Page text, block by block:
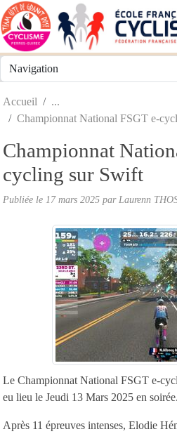
Accueil
Championnat National FSGT e-
Championnat
cycling sur Swift
Publiée le 17 mars 2025 par Laurenn
Le Championnat National FSGT e-
eu lieu le Jeudi 13 Mars 2025 en soirée.
Après 11 épreuves intenses, Elodie
Panneau de gestion des cookies